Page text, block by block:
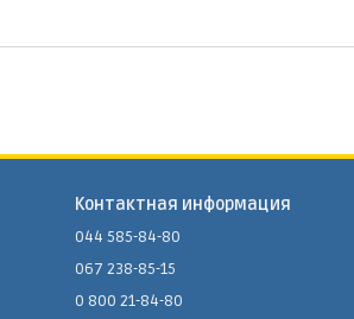
Контактная информация
044 585-84-80
067 238-85-15
0 800 21-84-80